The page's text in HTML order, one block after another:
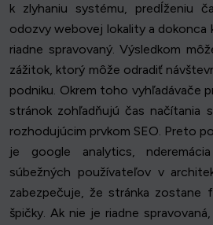
k zlyhaniu systému, predĺženiu
odozvy webovej lokality a dokonca
riadne spravovaný. Výsledkom
zážitok, ktorý môže odradiť
podniku. Okrem toho vyhľadávače
stránok zohľadňujú čas načítania
rozhodujúcim prvkom SEO. Preto
je google analytics,
súbežných používateľov v
zabezpečuje, že stránka zostane
špičky. Ak nie je riadne